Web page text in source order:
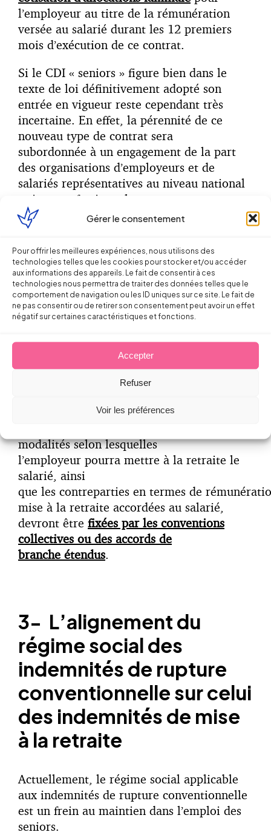
Gérer le consentement
Pour offrir les meilleures expériences, nous utilisons des
technologies telles que les cookies pour stocker et/ou accéder
aux informations des appareils. Le fait de consentir à ces
technologies nous permettra de traiter des données telles que le
comportement de navigation ou les ID uniques sur ce site. Le fait de
ne pas consentir ou de retirer son consentement peut avoir un effet
négatif sur certaines caractéristiques et fonctions.
Accepter
Refuser
Voir les préférences
l’employeur au titre de la rémunération
versée au salarié durant les 12 premiers
mois d’exécution de ce contrat.
Si le CDI « seniors » figure bien dans le
texte de loi définitivement adopté son
entrée en vigueur reste cependant très
incertaine. En effet, la pérennité de ce
nouveau type de contrat sera
subordonnée à un engagement de la part
des organisations d’employeurs et de
salariés représentatives au niveau national
et interprofessionnel
d’engager une négociation en vue de définir
des mesures visant à favoriser l’emploi
des seniors demandeurs d’emploi de longue
durée.
Et s’ils ne parviennent pas à se mettre
d’accord à ce sujet d’ici le 31 août 2023, le
nouveau contrat ne s’appliquera qu’à
1er septembre 2023 jusqu’au
1er septembre 2026.
contrat, telles que les activités concernées,
modalités selon lesquelles
l’employeur pourra mettre à la retraite le
salarié, ainsi
que les contreparties en termes de
mise à la retraite accordées au salarié,
devront être fixées par les conventions
collectives ou des accords de
branche étendus.
3- L’alignement du
régime social des
indemnités de rupture
conventionnelle sur celui
des indemnités de mise
à la retraite
Actuellement, le régime social applicable
aux indemnités de rupture conventionnelle
est un frein au maintien dans l’emploi des
seniors.